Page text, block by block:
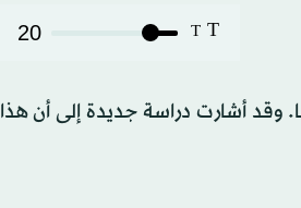
T
T
20
وقد أشارت دراسة جديدة إلى أن هذا